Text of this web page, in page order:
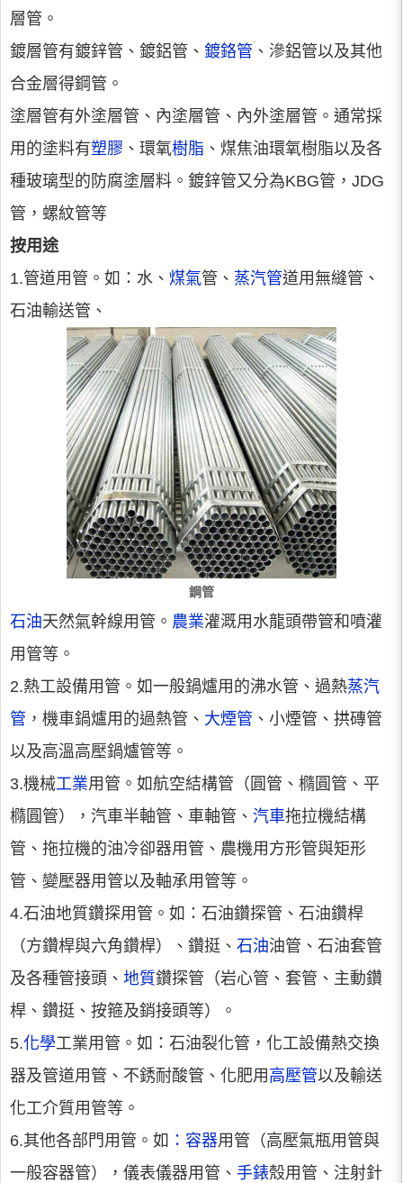
層管。
鍍層管有鍍鋅管、鍍鋁管、 鍍鉻管 、滲鋁管以及其他
合金層得鋼管。
塗層管有外塗層管、內塗層管、內外塗層管。通常採
用的塗料有塑膠 、環氧樹脂 、煤焦油環氧樹脂以及各
種玻璃型的防腐塗層料。鍍鋅管又分為KBG管，JDG
管，螺紋管等
按用途
1.管道用管。如：水、 煤氣管、 蒸汽管道用無縫管、
石油輸送管、
鋼管
石油天然氣幹線用管。 農業灌溉用水龍頭帶管和噴灌
用管等。
2.熱工設備用管。如一般鍋爐用的沸水管、過熱蒸汽
管 ，機車鍋爐用的過熱管、 大煙管 、小煙管、拱磚管
以及高溫高壓鍋爐管等。
3.機械工業用管。如航空結構管（圓管、橢圓管、平
橢圓管），汽車半軸管、車軸管、 汽車拖拉機結構
管、拖拉機的油冷卻器用管、農機用方形管與矩形
管、變壓器用管以及軸承用管等。
4.石油地質鑽探用管。如：石油鑽探管、石油鑽桿
（方鑽桿與六角鑽桿）、鑽挺、 石油油管、石油套管
及各種管接頭、 地質鑽探管（岩心管、套管、主動鑽
桿、鑽挺、按箍及銷接頭等）。
5.化學工業用管。如：石油裂化管，化工設備熱交換
器及管道用管、不銹耐酸管、化肥用 高壓管以及輸送
化工介質用管等。
6.其他各部門用管。如 ：容器用管（高壓氣瓶用管與
一般容器管），儀表儀器用管、 手錶殼用管、注射針